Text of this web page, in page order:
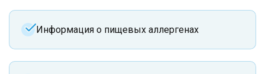
Информация о пищевых аллергенах